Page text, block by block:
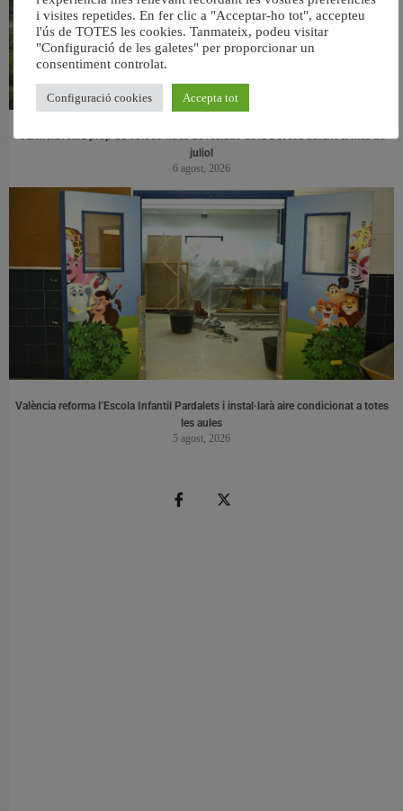
València retira prop de 15.000 litres de residus de la Devesa durant el mes de
juliol
6 agost, 2026
València reforma l’Escola Infantil Pardalets i instal·larà aire condicionat a totes
les aules
5 agost, 2026
i visites repetides. En fer clic a "Acceptar-ho tot", accepteu
l'ús de TOTES les cookies. Tanmateix, podeu visitar
"Configuració de les galetes" per proporcionar un
consentiment controlat.
Configuració cookies Accepta tot